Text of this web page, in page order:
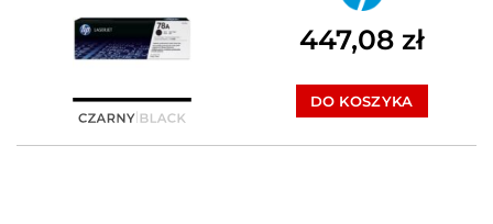
447,08 zł
DO KOSZYKA